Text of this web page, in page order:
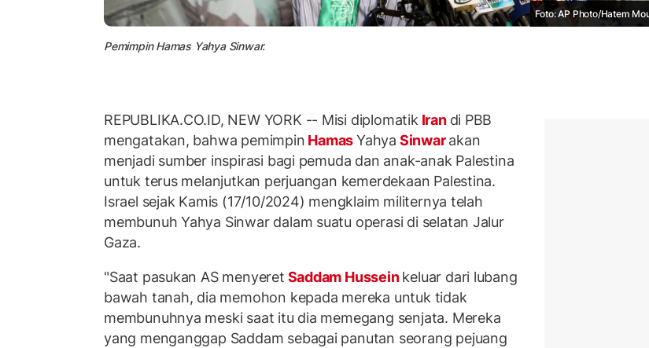
Foto: AP Photo/Hatem
Pemimpin Hamas Yahya Sinwar.
REPUBLIKA.CO.ID, NEW YORK -- Misi diplomatik Iran di PBB
mengatakan, bahwa pemimpin HamasYahya Sinwarakan
menjadi sumber inspirasi bagi pemuda dan anak-anak Palestina
untuk terus melanjutkan perjuangan kemerdekaan Palestina.
Israel sejak Kamis (17/10/2024) mengklaim militernya telah
membunuh Yahya Sinwar dalam suatu operasi di selatan Jalur
Gaza.
"Saat pasukan AS menyeret Saddam Husseinkeluar dari lubang
bawah tanah, dia memohon kepada mereka untuk tidak
membunuhnya meski saat itu dia memegang senjata. Mereka
yang menganggap Saddam sebagai panutan seorang pejuang